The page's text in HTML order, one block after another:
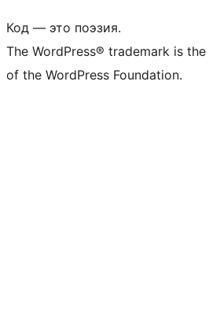
Код — это поэзия.
The WordPress® trademark is
of the WordPress Foundation.